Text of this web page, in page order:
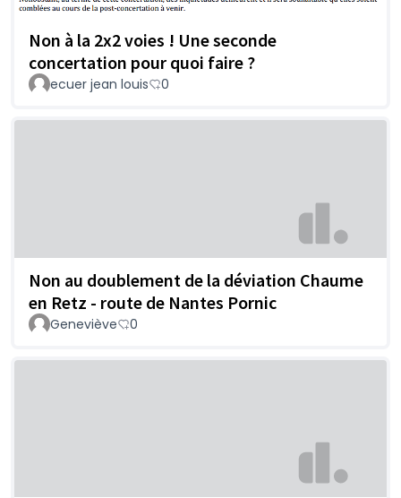
Non à la 2x2 voies ! Une seconde
concertation pour quoi faire ?
ecuer jean louis 0
Non au doublement de la déviation Chaume
en Retz - route de Nantes Pornic
Geneviève 0